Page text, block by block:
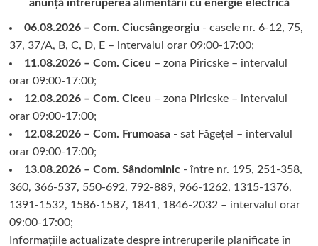
anunță întreruperea alimentării cu energie electrică
06.08.2026 – Com. Ciucsângeorgiu - casele nr. 6-12, 75,
37, 37/A, B, C, D, E – intervalul orar 09:00-17:00;
11.08.2026 – Com. Ciceu – zona Piricske – intervalul
orar 09:00-17:00;
12.08.2026 – Com. Ciceu – zona Piricske – intervalul
orar 09:00-17:00;
12.08.2026 – Com. Frumoasa- sat Făgețel – intervalul
orar 09:00-17:00;
13.08.2026 – Com. Sândominic- între nr. 195, 251-358,
360, 366-537, 550-692, 792-889, 966-1262, 1315-1376,
1391-1532, 1586-1587, 1841, 1846-2032 – intervalul orar
09:00-17:00;
Informațiile actualizate despre întreruperile planificate în